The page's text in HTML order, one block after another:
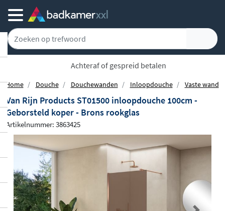
Achteraf of gespreid betalen
Home Douche Douchewanden Inloopdouche Vaste wand
Van Rijn Products ST01500 inloopdouche 100cm -
Geborsteld koper - Brons rookglas
Artikelnummer: 3863425